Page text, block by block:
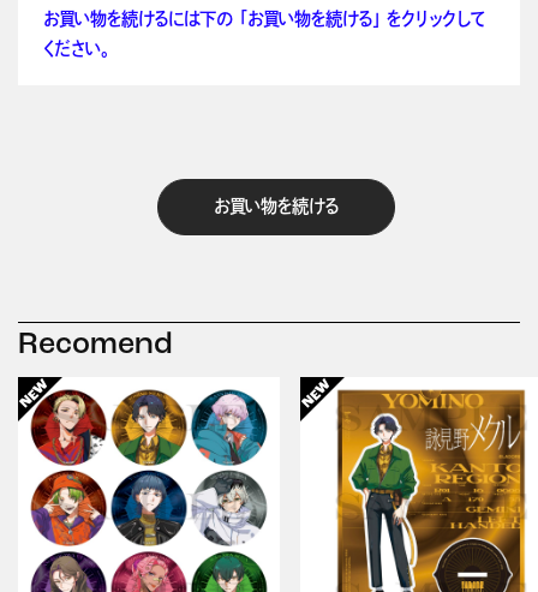
お買い物を続けるには下の 「お買い物を続ける」 をクリックして
ください。
お買い物を続ける
Recomend